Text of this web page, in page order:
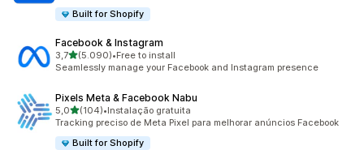
Built for Shopify
Facebook & Instagram
3,7de 5 estrelas
(5.090)
5090 total de avaliações
•Free to install
Seamlessly manage your Facebook and Instagram presence
Pixels Meta & Facebook Nabu
5,0de 5 estrelas
(104)
104 total de avaliações
•Instalação gratuita
Tracking preciso de Meta Pixel para melhorar anúncios Facebook
Built for Shopify